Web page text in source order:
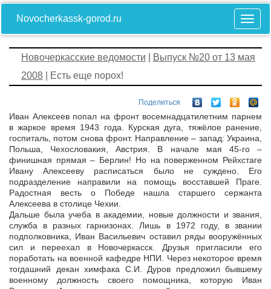
Novocherkassk-gorod.ru
Новочеркасские ведомости
Выпуск №20 от 13 мая
2008 | Есть еще порох!
Поделиться
Иван Алексеев попал на фронт восемнадцатилетним парнем
в жаркое время 1943 года. Курская дуга, тяжёлое ранение,
госпиталь, потом снова фронт. Направление – запад: Украина,
Польша, Чехословакия, Австрия. В начале мая 45-го –
финишная прямая – Берлин! Но на поверженном Рейхстаге
Ивану Алексееву расписаться было не суждено. Его
подразделение направили на помощь восставшей Праге.
Радостная весть о Победе нашла старшего сержанта
Алексеева в столице Чехии.
Дальше была учеба в академии, новые должности и звания,
служба в разных гарнизонах. Лишь в 1972 году, в звании
подполковника, Иван Васильевич оставил ряды вооружённых
сил и переехал в Новочеркасск. Друзья пригласили его
поработать на военной кафедре НПИ. Через некоторое время
тогдашний декан химфака С.И. Дуров предложил бывшему
военному должность своего помощника, которую Иван